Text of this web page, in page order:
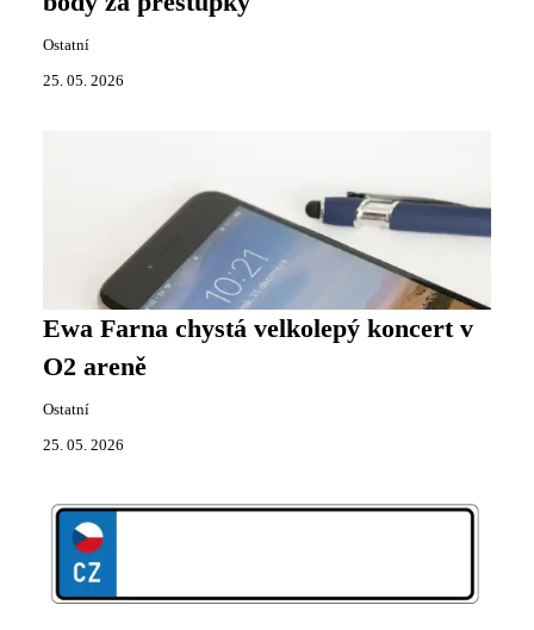
Ostatní
25. 05. 2026
Ewa Farna chystá velkolepý koncert v
O2 areně
Ostatní
25. 05. 2026